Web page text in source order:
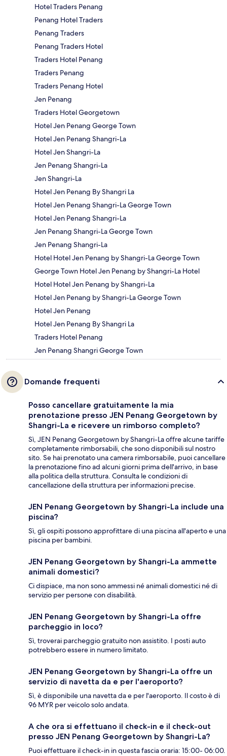
Hotel Traders Penang
Penang Hotel Traders
Penang Traders
Penang Traders Hotel
Traders Hotel Penang
Traders Penang
Traders Penang Hotel
Jen Penang
Traders Hotel Georgetown
Hotel Jen Penang George Town
Hotel Jen Penang Shangri-La
Hotel Jen Shangri-La
Jen Penang Shangri-La
Jen Shangri-La
Hotel Jen Penang By Shangri La
Hotel Jen Penang Shangri-La George Town
Hotel Jen Penang Shangri-La
Jen Penang Shangri-La George Town
Jen Penang Shangri-La
Hotel Hotel Jen Penang by Shangri-La George Town
George Town Hotel Jen Penang by Shangri-La Hotel
Hotel Hotel Jen Penang by Shangri-La
Hotel Jen Penang by Shangri-La George Town
Hotel Jen Penang
Hotel Jen Penang By Shangri La
Traders Hotel Penang
Jen Penang Shangri George Town
Domande frequenti
Posso cancellare gratuitamente la mia
prenotazione presso JEN Penang Georgetown by
Shangri-La e ricevere un rimborso completo?
Sì, JEN Penang Georgetown by Shangri-La offre alcune tariffe
completamente rimborsabili, che sono disponibili sul nostro
sito. Se hai prenotato una camera rimborsabile, puoi cancellare
la prenotazione fino ad alcuni giorni prima dell'arrivo, in base
alla politica della struttura. Consulta le condizioni di
cancellazione della struttura per informazioni precise.
JEN Penang Georgetown by Shangri-La include una
piscina?
Sì, gli ospiti possono approfittare di una piscina all'aperto e una
piscina per bambini.
JEN Penang Georgetown by Shangri-La ammette
animali domestici?
Ci dispiace, ma non sono ammessi né animali domestici né di
servizio per persone con disabilità.
JEN Penang Georgetown by Shangri-La offre
parcheggio in loco?
Sì, troverai parcheggio gratuito non assistito. I posti auto
potrebbero essere in numero limitato.
JEN Penang Georgetown by Shangri-La offre un
servizio di navetta da e per l'aeroporto?
Sì, è disponibile una navetta da e per l'aeroporto. Il costo è di
96 MYR per veicolo solo andata.
A che ora si effettuano il check-in e il check-out
presso JEN Penang Georgetown by Shangri-La?
Puoi effettuare il check-in in questa fascia oraria: 15:00- 06:00.